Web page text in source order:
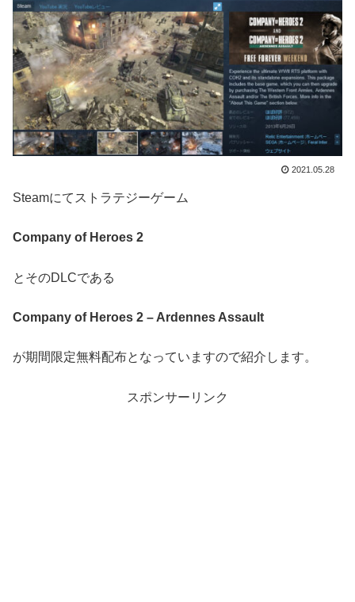
2021.05.28
Steamにてストラテジーゲーム
Company of Heroes 2
とそのDLCである
Company of Heroes 2 – Ardennes Assault
が期間限定無料配布となっていますので紹介します。
スポンサーリンク